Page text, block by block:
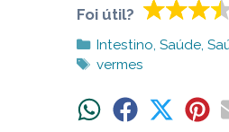
Foi útil?
Categorias
Intestino Saúde,
Tags
vermes
ShareShare Share